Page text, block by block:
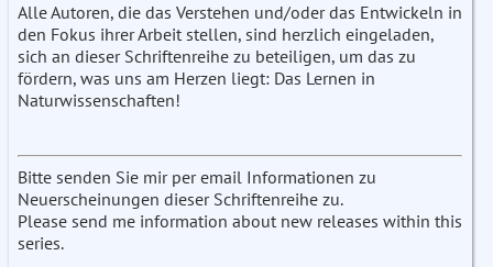
Alle Autoren, die das Verstehen und/oder das Entwickeln in
den Fokus ihrer Arbeit stellen, sind herzlich eingeladen,
sich an dieser Schriftenreihe zu beteiligen, um das zu
fördern, was uns am Herzen liegt: Das Lernen in
Naturwissenschaften!
Bitte senden Sie mir per email Informationen zu
Neuerscheinungen dieser Schriftenreihe zu.
Please send me information about new releases within this
series.